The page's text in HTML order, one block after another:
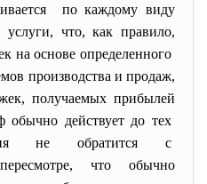
по каждому виду
что, как правило,
на основе определенного
производства и продаж,
получаемых прибылей
действует до тех
не обратится с
что обычно